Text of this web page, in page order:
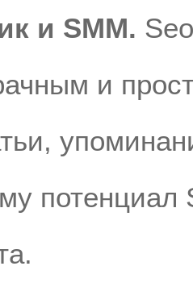
и SMM.
и
потенциал